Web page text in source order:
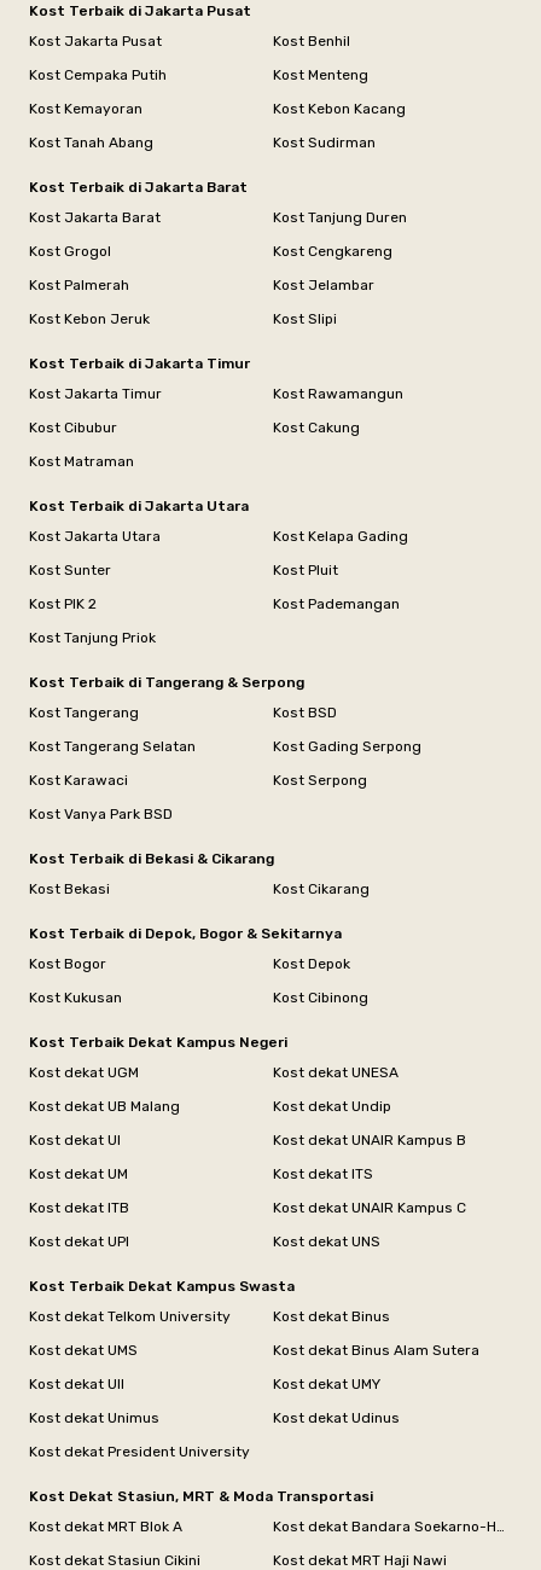
Kost Terbaik di Jakarta Pusat
Kost Jakarta Pusat
Kost Benhil
Kost Cempaka Putih
Kost Menteng
Kost Kemayoran
Kost Kebon Kacang
Kost Tanah Abang
Kost Sudirman
Kost Terbaik di Jakarta Barat
Kost Jakarta Barat
Kost Tanjung Duren
Kost Grogol
Kost Cengkareng
Kost Palmerah
Kost Jelambar
Kost Kebon Jeruk
Kost Slipi
Kost Terbaik di Jakarta Timur
Kost Jakarta Timur
Kost Rawamangun
Kost Cibubur
Kost Cakung
Kost Matraman
Kost Terbaik di Jakarta Utara
Kost Jakarta Utara
Kost Kelapa Gading
Kost Sunter
Kost Pluit
Kost PIK 2
Kost Pademangan
Kost Tanjung Priok
Kost Terbaik di Tangerang & Serpong
Kost Tangerang
Kost BSD
Kost Tangerang Selatan
Kost Gading Serpong
Kost Karawaci
Kost Serpong
Kost Vanya Park BSD
Kost Terbaik di Bekasi & Cikarang
Kost Bekasi
Kost Cikarang
Kost Terbaik di Depok, Bogor & Sekitarnya
Kost Bogor
Kost Depok
Kost Kukusan
Kost Cibinong
Kost Terbaik Dekat Kampus Negeri
Kost dekat UGM
Kost dekat UNESA
Kost dekat UB Malang
Kost dekat Undip
Kost dekat UI
Kost dekat UNAIR Kampus B
Kost dekat UM
Kost dekat ITS
Kost dekat ITB
Kost dekat UNAIR Kampus C
Kost dekat UPI
Kost dekat UNS
Kost Terbaik Dekat Kampus Swasta
Kost dekat Telkom University
Kost dekat Binus
Kost dekat UMS
Kost dekat Binus Alam Sutera
Kost dekat UII
Kost dekat UMY
Kost dekat Unimus
Kost dekat Udinus
Kost dekat President University
Kost Dekat Stasiun, MRT & Moda Transportasi
Kost dekat MRT Blok A
Kost dekat Stasiun Cikini
Kost dekat MRT Haji Nawi